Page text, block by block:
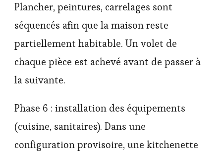
Plancher, peintures, carrelages sont
séquencés afin que la maison reste
partiellement habitable. Un volet de
chaque pièce est achevé avant de passer à
la suivante.
Phase 6 : installation des équipements
(cuisine, sanitaires). Dans une
configuration provisoire, une kitchenette